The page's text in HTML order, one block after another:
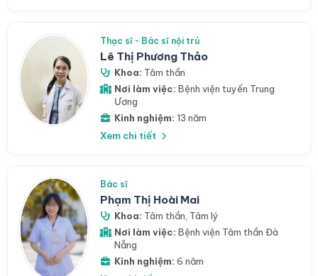
Thạc sĩ - Bác sĩ nội trú
Lê Thị Phương Thảo
Khoa: Tâm thần
Nơi làm việc: Bệnh viện tuyến Trung
Ương
Kinh nghiệm: 13 năm
Xem chi tiết
Bác sĩ
Phạm Thị Hoài Mai
Khoa: Tâm thần Tâm lý
Nơi làm việc: Bệnh viện Tâm thần Đà
Nẵng
Kinh nghiệm: 6 năm